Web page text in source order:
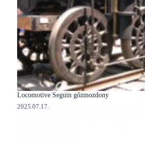
Locomotive Seguin gőzmozdony
2025.07.17.